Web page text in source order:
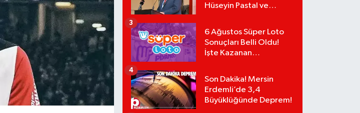
Hüseyin Pastal ve
6 Ağustos Süper Loto
Sonuçları Belli Oldu!
İşte Kazanan
3
Son Dakika! Mersin
Erdemli’de 3,4
Büyüklüğünde Deprem!
4